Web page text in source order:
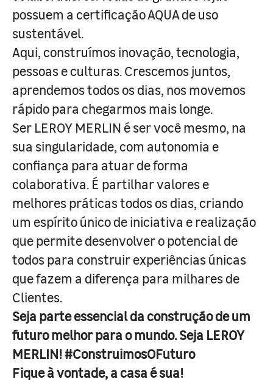
possuem a certificação AQUA de uso
sustentável.
Aqui, construímos inovação, tecnologia,
pessoas e culturas. Crescemos juntos,
aprendemos todos os dias, nos movemos
rápido para chegarmos mais longe.
Ser LEROY MERLIN é ser você mesmo, na
sua singularidade, com autonomia e
confiança para atuar de forma
colaborativa. É partilhar valores e
melhores práticas todos os dias, criando
um espírito único de iniciativa e realização
que permite desenvolver o potencial de
todos para construir experiências únicas
que fazem a diferença para milhares de
Clientes.
Seja parte essencial da construção de um
futuro melhor para o mundo. Seja LEROY
MERLIN! #ConstruimosOFuturo
Fique à vontade, a casa é sua!